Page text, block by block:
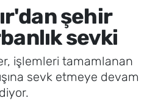
şehir
sevki
işlemleri tamamlanan
sevk etmeye devam